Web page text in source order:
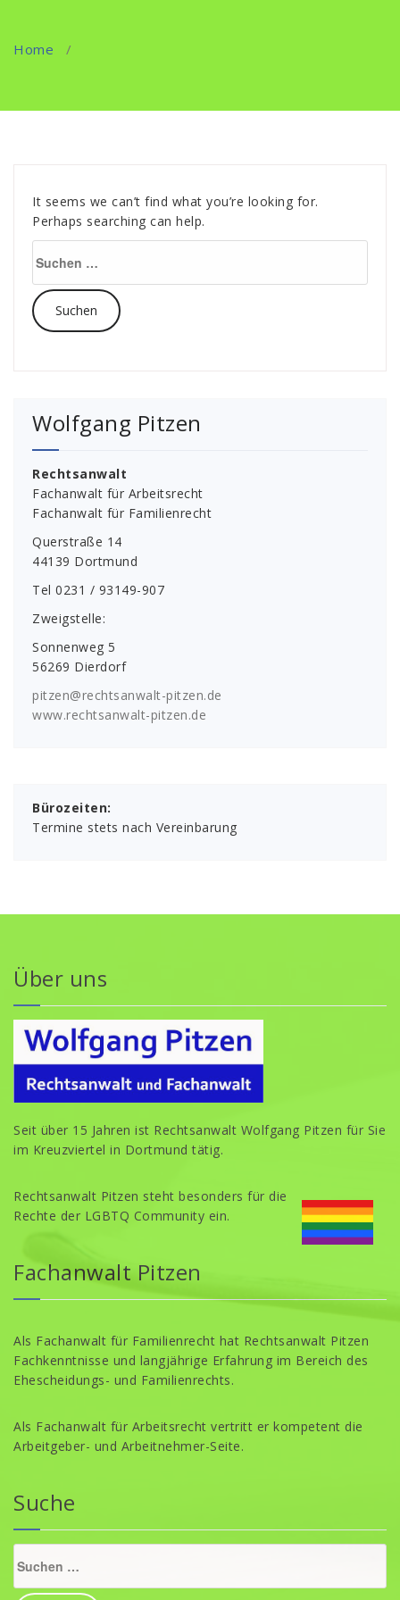
Home /
It seems we can’t find what you’re looking for.
Perhaps searching can help.
nach:
Wolfgang Pitzen
Rechtsanwalt
Fachanwalt für Arbeitsrecht
Fachanwalt für Familienrecht
Querstraße 14
44139 Dortmund
Tel 0231 / 93149-907
Zweigstelle:
Sonnenweg 5
56269 Dierdorf
pitzen@rechtsanwalt-pitzen.de
www.rechtsanwalt-pitzen.de
Bürozeiten:
Termine stets nach Vereinbarung
Über uns
Seit über 15 Jahren ist Rechtsanwalt Wolfgang Pitzen für Sie
im Kreuzviertel in Dortmund tätig.
Rechtsanwalt Pitzen steht besonders für die
Rechte der LGBTQ Community ein.
Fachanwalt Pitzen
Als Fachanwalt für Familienrecht hat Rechtsanwalt Pitzen
Fachkenntnisse und langjährige Erfahrung im Bereich des
Ehescheidungs- und Familienrechts.
Als Fachanwalt für Arbeitsrecht vertritt er kompetent die
Arbeitgeber- und Arbeitnehmer-Seite.
Suche
nach: